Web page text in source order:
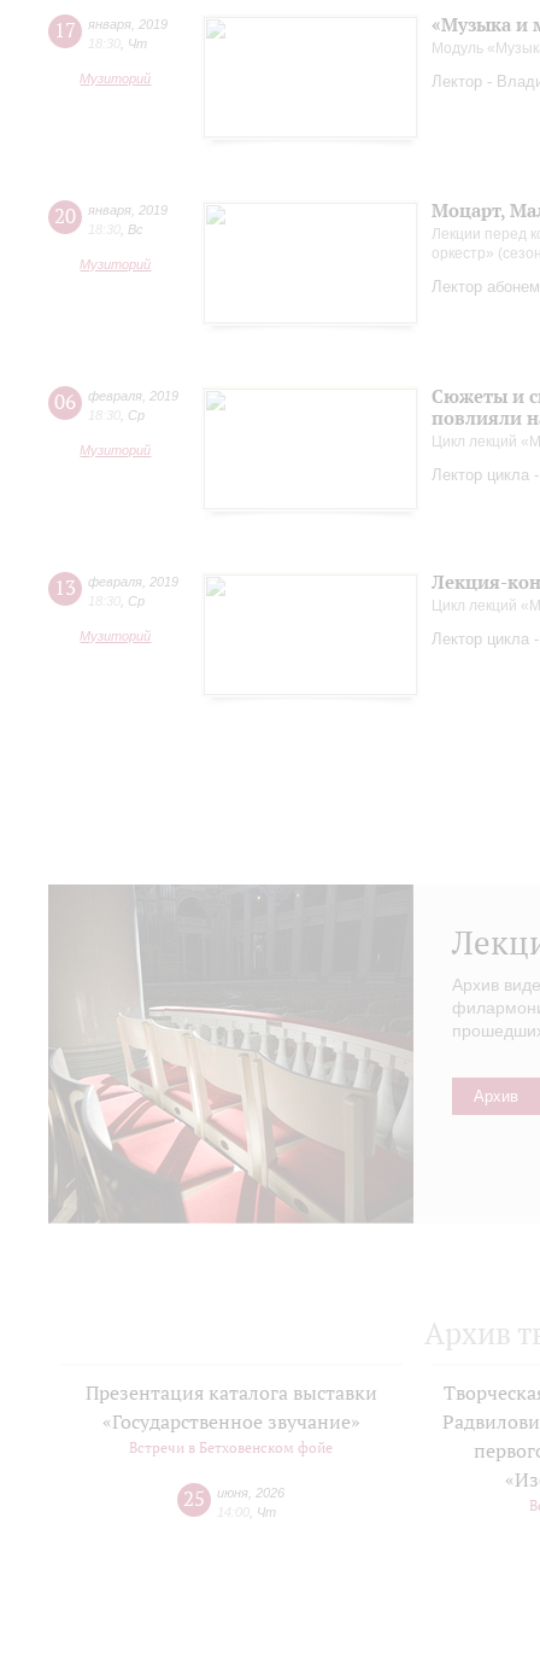
17 января 2019
18:30 Чт
Музиторий
«Музыка и
Модуль
Лектор -
20 января 2019
18:30 Вс
Музиторий
Моцарт,
Лекции перед
оркестр»
Лектор
06 февраля 2019
18:30 Ср
Музиторий
Сюжеты и
повлияли
Цикл лекций
Лектор цикла
13 февраля 2019
18:30 Ср
Музиторий
Лекция-
Цикл лекций
Лектор цикла
Архив
Архив
Архив
Презентация каталога выставки
«Государственное звучание»
Встречи в Бетховенском фойе
25 июня 2026
14:00 Чт